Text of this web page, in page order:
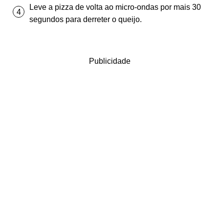
Leve a pizza de volta ao micro-ondas por mais 30
segundos para derreter o queijo.
Publicidade